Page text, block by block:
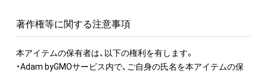
著作権等に関する注意事項
本アイテムの保有者は、以下の権利を有します。
・Adam byGMOサービス内で、ご自身の氏名を本アイテムの保